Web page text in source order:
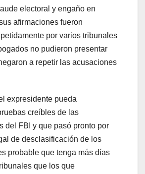
electoral y engaño en
afirmaciones fueron
por varios tribunales
no pudieron presentar
a repetir las acusaciones
expresidente pueda
creíbles de las
del FBI y que pasó pronto por
de desclasificación de los
probable que tenga más días
que los que